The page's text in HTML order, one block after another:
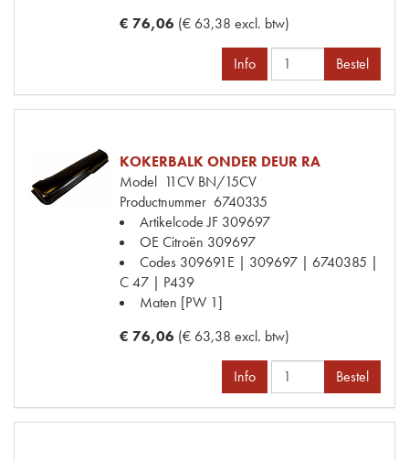
€ 76,06 (€ 63,38 excl. btw)
Info Bestel
KOKERBALK ONDER DEUR RA
Model 11CV BN/15CV
Productnummer 6740335
Artikelcode JF 309697
OE Citroën 309697
Codes 309691E | 309697 | 6740385 |
C 47 | P439
Maten [PW 1]
€ 76,06 (€ 63,38 excl. btw)
Info Bestel